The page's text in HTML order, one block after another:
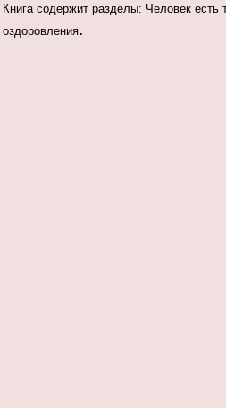
Книга содержит разделы: Человек
оздоровления.